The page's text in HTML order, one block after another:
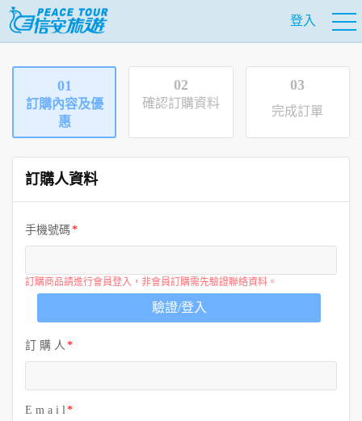
登入
01
訂購內容及優
惠
02
確認訂購資料
03
完成訂單
訂購人資料
手機號碼
訂購商品請進行會員登入，非會員訂購需先驗證聯絡資料。
驗證/登入
訂 購 人
E m a i l